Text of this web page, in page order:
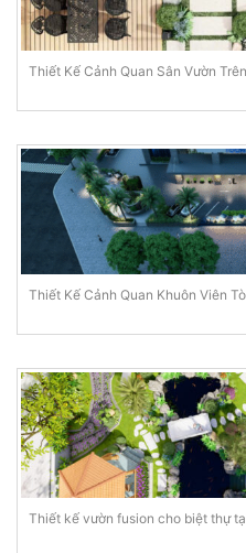
Thiết Kế Cảnh Quan Sân Vườn
Thiết Kế Cảnh Quan Khuôn Viên
Thiết kế vườn fusion cho biệt thự